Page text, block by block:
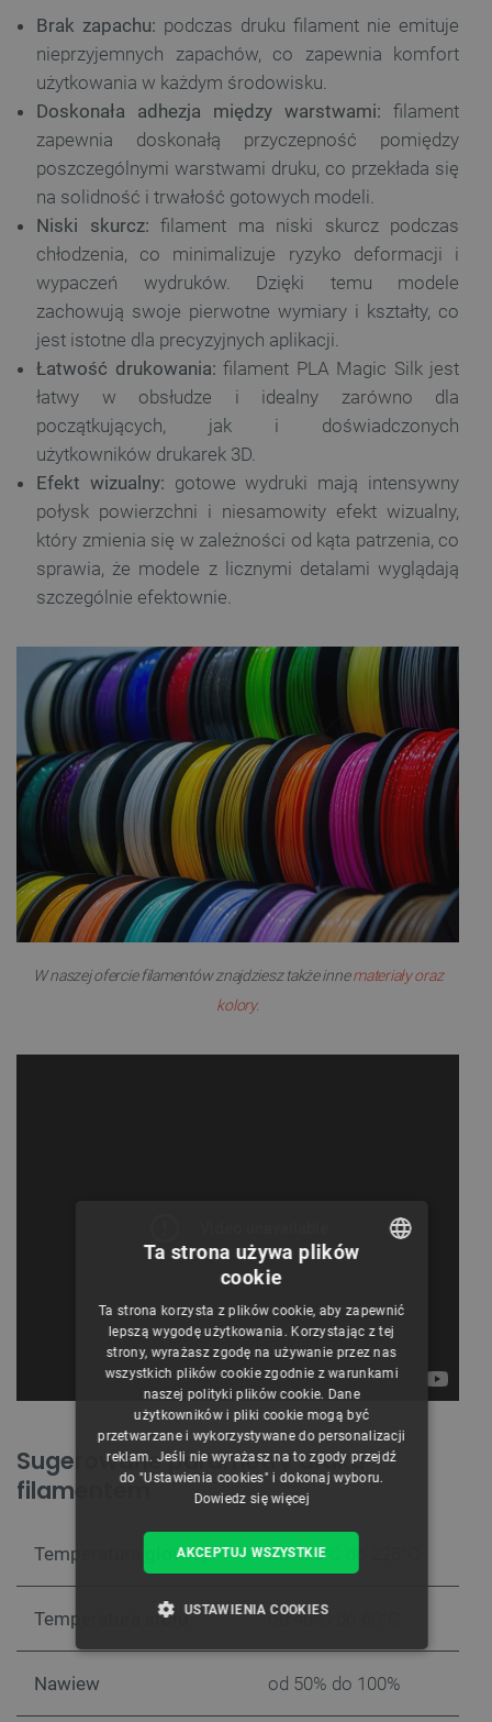
Brak zapachu: podczas druku filament nie emituje
nieprzyjemnych zapachów, co zapewnia komfort
użytkowania w każdym środowisku.
Doskonała adhezja między warstwami: filament
zapewnia doskonałą przyczepność pomiędzy
poszczególnymi warstwami druku, co przekłada się
na solidność i trwałość gotowych modeli.
Niski skurcz: filament ma niski skurcz podczas
chłodzenia, co minimalizuje ryzyko deformacji i
wypaczeń wydruków. Dzięki temu modele
zachowują swoje pierwotne wymiary i kształty, co
jest istotne dla precyzyjnych aplikacji.
Łatwość drukowania: filament PLA Magic Silk jest
łatwy w obsłudze i idealny zarówno dla
początkujących, jak i doświadczonych
użytkowników drukarek 3D.
Efekt wizualny: gotowe wydruki mają intensywny
połysk powierzchni i niesamowity efekt wizualny,
który zmienia się w zależności od kąta patrzenia, co
sprawia, że modele z licznymi detalami wyglądają
szczególnie efektownie.
W naszej ofercie filamentów znajdziesz także innemateriały oraz
kolory.
Sugerowane parametry druku
filamentem
Temperatura głowicy od 195°C do 225°C
Temperatura stołu od 40°C do 60°C
Nawiew od 50% do 100%
CZECH
ENGLISH
GERMAN
Ta strona używa plików
cookie
Ta strona korzysta z plików cookie, aby zapewnić
lepszą wygodę użytkowania. Korzystając z tej
strony, wyrażasz zgodę na używanie przez nas
wszystkich plików cookie zgodnie z warunkami
naszej polityki plików cookie. Dane
użytkowników i pliki cookie mogą być
przetwarzane i wykorzystywane do personalizacji
reklam. Jeśli nie wyrażasz na to zgody przejdź
do "Ustawienia cookies" i dokonaj wyboru.
Dowiedz się więcej
AKCEPTUJ WSZYSTKIE
USTAWIENIA COOKIES